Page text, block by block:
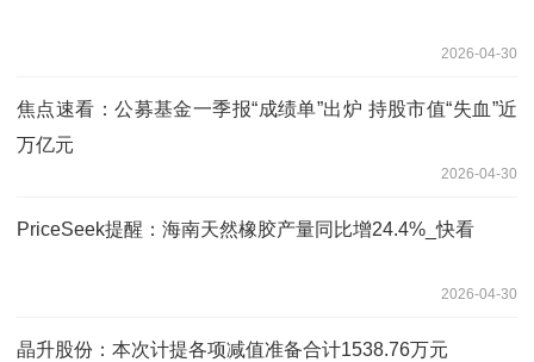
2026-04-30
焦点速看：公募基金一季报“成绩单”出炉 持股市值“失血”近
万亿元
2026-04-30
PriceSeek提醒：海南天然橡胶产量同比增24.4%_快看
2026-04-30
晶升股份：本次计提各项减值准备合计1538.76万元